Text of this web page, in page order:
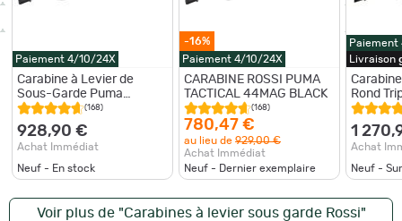
Paiement 4/10/24X
Carabine à Levier de
Sous-Garde Puma
Tactical 44 Mag Black -
Rossi
(168)
928,90 €
Achat Immédiat
Neuf - En stock
-16%
Paiement 4/10/24X
CARABINE ROSSI PUMA
TACTICAL 44MAG BLACK
(168)
780,47 €
au lieu de 929,00 €
Achat Immédiat
Neuf - Dernier exemplaire
Livraison
Rond
1
Achat
Neuf -
Voir plus de "Carabines à levier sous garde Rossi"